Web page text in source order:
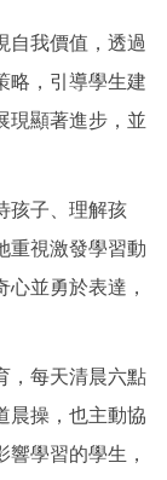
自我價值，透過
略，引導學生建
現顯著進步，並
孩子、理解孩
重視激發學習動
並勇於表達，
，每天清晨六點
晨操，也主動協
學習的學生，